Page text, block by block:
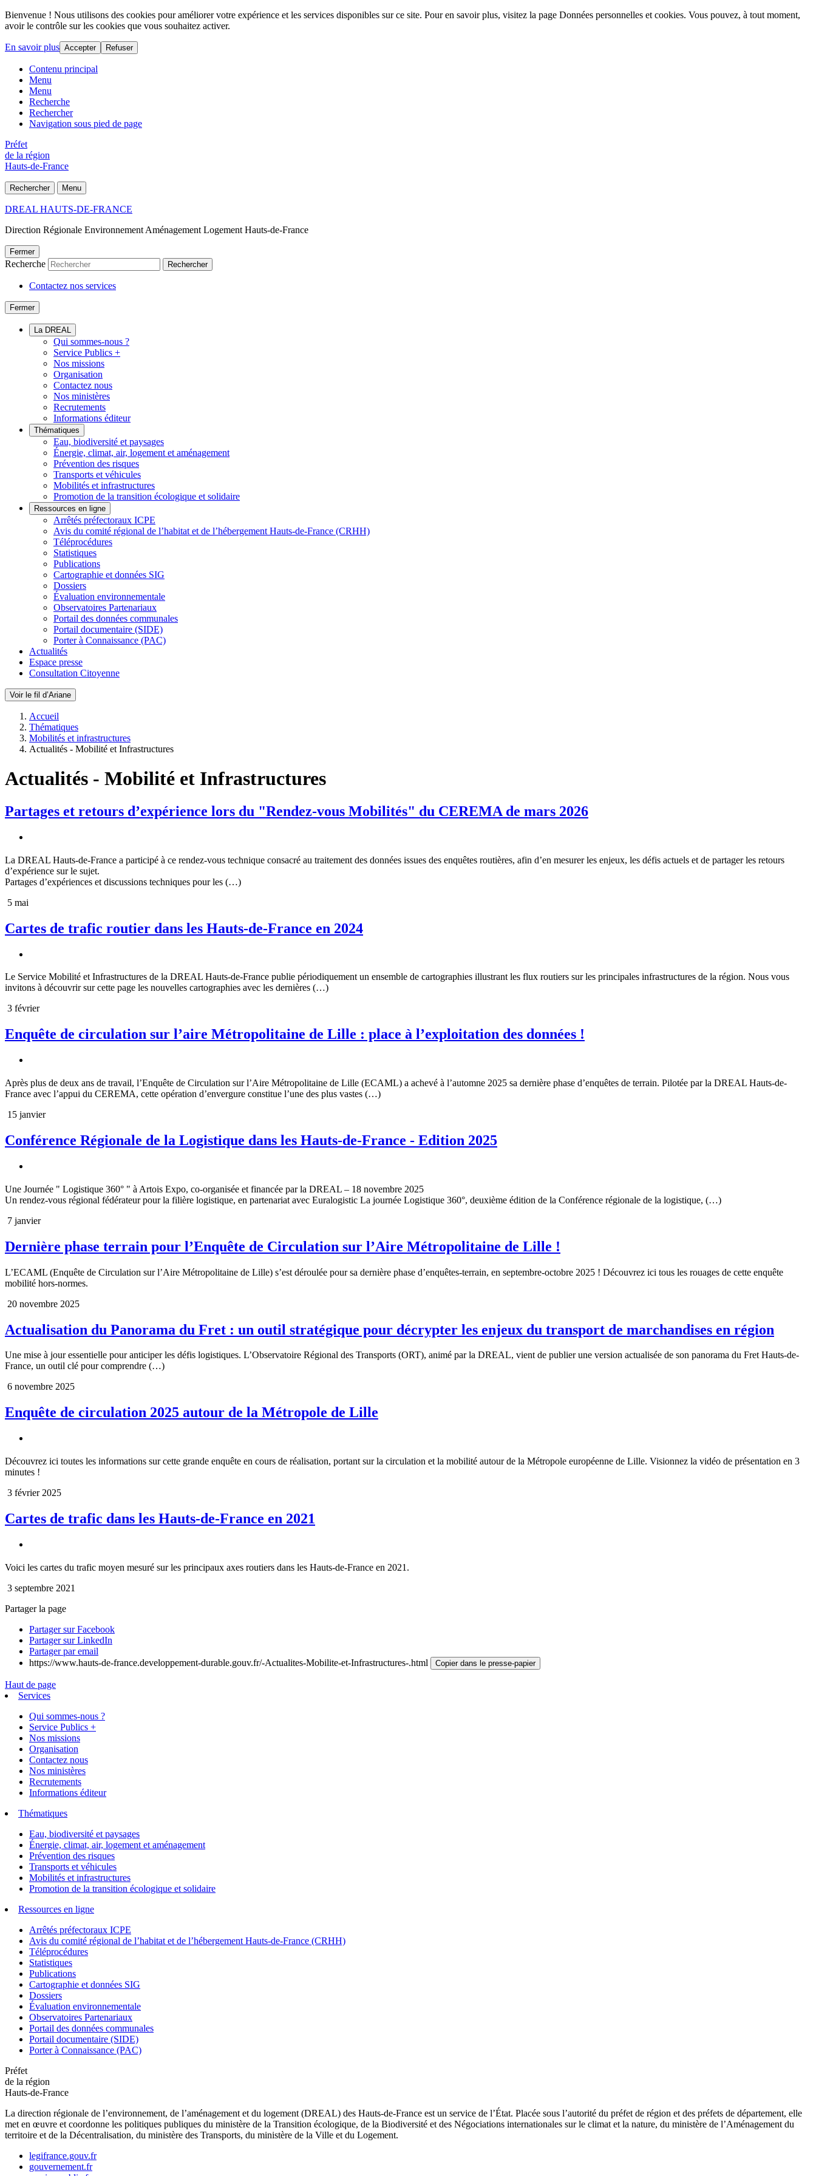
Bienvenue ! Nous utilisons des cookies pour améliorer votre expérience et les services disponibles sur ce site. Pour en savoir plus, visitez la page Données personnelles et cookies. Vous pouvez, à tout moment,
avoir le contrôle sur les cookies que vous souhaitez activer.
En savoir plus Accepter Refuser
Contenu principal
Menu
Menu
Recherche
Rechercher
Navigation sous pied de page
Préfet
de la région
Hauts-de-France
Rechercher Menu
DREAL HAUTS-DE-FRANCE
Direction Régionale Environnement Aménagement Logement Hauts-de-France
Fermer
Recherche Rechercher
Contactez nos services
Fermer
La DREAL
Qui sommes-nous ?
Service Publics +
Nos missions
Organisation
Contactez nous
Nos ministères
Recrutements
Informations éditeur
Thématiques
Eau, biodiversité et paysages
Énergie, climat, air, logement et aménagement
Prévention des risques
Transports et véhicules
Mobilités et infrastructures
Promotion de la transition écologique et solidaire
Ressources en ligne
Arrêtés préfectoraux ICPE
Avis du comité régional de l’habitat et de l’hébergement Hauts-de-France (CRHH)
Téléprocédures
Statistiques
Publications
Cartographie et données SIG
Dossiers
Évaluation environnementale
Observatoires Partenariaux
Portail des données communales
Portail documentaire (SIDE)
Porter à Connaissance (PAC)
Actualités
Espace presse
Consultation Citoyenne
Voir le fil d’Ariane
Accueil
Thématiques
Mobilités et infrastructures
Actualités - Mobilité et Infrastructures
Actualités - Mobilité et Infrastructures
Partages et retours d’expérience lors du "Rendez-vous Mobilités" du CEREMA de mars 2026
La DREAL Hauts-de-France a participé à ce rendez-vous technique consacré au traitement des données issues des enquêtes routières, afin d’en mesurer les enjeux, les défis actuels et de partager les retours
d’expérience sur le sujet.
Partages d’expériences et discussions techniques pour les (…)
5 mai
Cartes de trafic routier dans les Hauts-de-France en 2024
Le Service Mobilité et Infrastructures de la DREAL Hauts-de-France publie périodiquement un ensemble de cartographies illustrant les flux routiers sur les principales infrastructures de la région. Nous vous
invitons à découvrir sur cette page les nouvelles cartographies avec les dernières (…)
3 février
Enquête de circulation sur l’aire Métropolitaine de Lille : place à l’exploitation des données !
Après plus de deux ans de travail, l’Enquête de Circulation sur l’Aire Métropolitaine de Lille (ECAML) a achevé à l’automne 2025 sa dernière phase d’enquêtes de terrain. Pilotée par la DREAL Hauts-de-
France avec l’appui du CEREMA, cette opération d’envergure constitue l’une des plus vastes (…)
15 janvier
Conférence Régionale de la Logistique dans les Hauts-de-France - Edition 2025
Une Journée " Logistique 360° " à Artois Expo, co-organisée et financée par la DREAL – 18 novembre 2025
Un rendez-vous régional fédérateur pour la filière logistique, en partenariat avec Euralogistic La journée Logistique 360°, deuxième édition de la Conférence régionale de la logistique, (…)
7 janvier
Dernière phase terrain pour l’Enquête de Circulation sur l’Aire Métropolitaine de Lille !
L’ECAML (Enquête de Circulation sur l’Aire Métropolitaine de Lille) s’est déroulée pour sa dernière phase d’enquêtes-terrain, en septembre-octobre 2025 ! Découvrez ici tous les rouages de cette enquête
mobilité hors-normes.
20 novembre 2025
Actualisation du Panorama du Fret : un outil stratégique pour décrypter les enjeux du transport de marchandises en région
Une mise à jour essentielle pour anticiper les défis logistiques. L’Observatoire Régional des Transports (ORT), animé par la DREAL, vient de publier une version actualisée de son panorama du Fret Hauts-de-
France, un outil clé pour comprendre (…)
6 novembre 2025
Enquête de circulation 2025 autour de la Métropole de Lille
Découvrez ici toutes les informations sur cette grande enquête en cours de réalisation, portant sur la circulation et la mobilité autour de la Métropole européenne de Lille. Visionnez la vidéo de présentation en 3
minutes !
3 février 2025
Cartes de trafic dans les Hauts-de-France en 2021
Voici les cartes du trafic moyen mesuré sur les principaux axes routiers dans les Hauts-de-France en 2021.
3 septembre 2021
Partager la page
Partager sur Facebook
Partager sur LinkedIn
Partager par email
https://www.hauts-de-france.developpement-durable.gouv.fr/-Actualites-Mobilite-et-Infrastructures-.html
Copier dans le presse-papier
Haut de page
Services
Qui sommes-nous ?
Service Publics +
Nos missions
Organisation
Contactez nous
Nos ministères
Recrutements
Informations éditeur
Thématiques
Eau, biodiversité et paysages
Énergie, climat, air, logement et aménagement
Prévention des risques
Transports et véhicules
Mobilités et infrastructures
Promotion de la transition écologique et solidaire
Ressources en ligne
Arrêtés préfectoraux ICPE
Avis du comité régional de l’habitat et de l’hébergement Hauts-de-France (CRHH)
Téléprocédures
Statistiques
Publications
Cartographie et données SIG
Dossiers
Évaluation environnementale
Observatoires Partenariaux
Portail des données communales
Portail documentaire (SIDE)
Porter à Connaissance (PAC)
Préfet
de la région
Hauts-de-France
La direction régionale de l’environnement, de l’aménagement et du logement (DREAL) des Hauts-de-France est un service de l’État. Placée sous l’autorité du préfet de région et des préfets de département, elle
met en œuvre et coordonne les politiques publiques du ministère de la Transition écologique, de la Biodiversité et des Négociations internationales sur le climat et la nature, du ministère de l’Aménagement du
territoire et de la Décentralisation, du ministère des Transports, du ministère de la Ville et du Logement.
legifrance.gouv.fr
gouvernement.fr